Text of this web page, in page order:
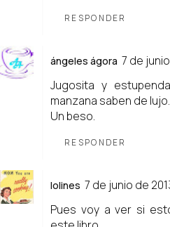
RESPONDER
ángeles ágora 7 de
Jugosita y
manzana saben de lujo.
Un beso.
RESPONDER
lolines 7 de junio de
Pues voy a ver si